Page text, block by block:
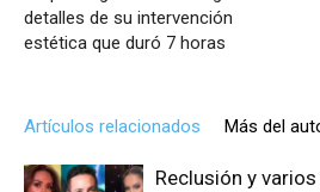
detalles de su intervención
estética que duró 7 horas
Artículos relacionados Más del
Reclusión y